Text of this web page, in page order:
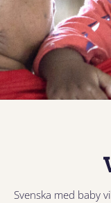
Svenska med baby